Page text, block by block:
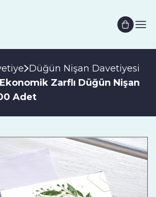
Düğün Nişan Davetiyesi
Zarflı Düğün Nişan
Adet